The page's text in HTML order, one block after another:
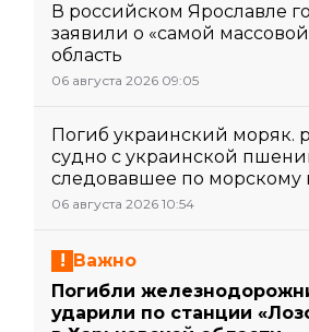
В российском Ярославле
заявили о «самой массовой
область
06 августа 2026 09:05
Погиб украинский моряк.
судно с украинской
следовавшее по морскому
06 августа 2026 10:54
Важно
Погибли
ударили по станции